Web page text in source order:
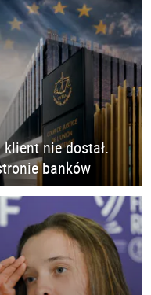
nie dostał.
banków